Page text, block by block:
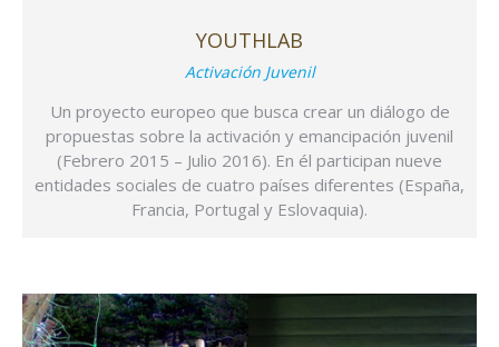
YOUTHLAB
Activación Juvenil
Un proyecto europeo que busca crear un diálogo de
propuestas sobre la activación y emancipación juvenil
(Febrero 2015 – Julio 2016). En él participan nueve
entidades sociales de cuatro países diferentes (España,
Francia, Portugal y Eslovaquia).